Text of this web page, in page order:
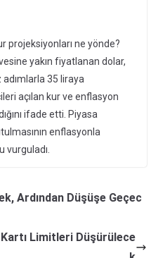
projeksiyonları ne yönde?
yakın fiyatlanan dolar,
adımlarla 35 liraya
açılan kur ve enflasyon
ifade etti. Piyasa
enflasyonla
Ardından Düşüşe Geçec
Limitleri Düşürülece